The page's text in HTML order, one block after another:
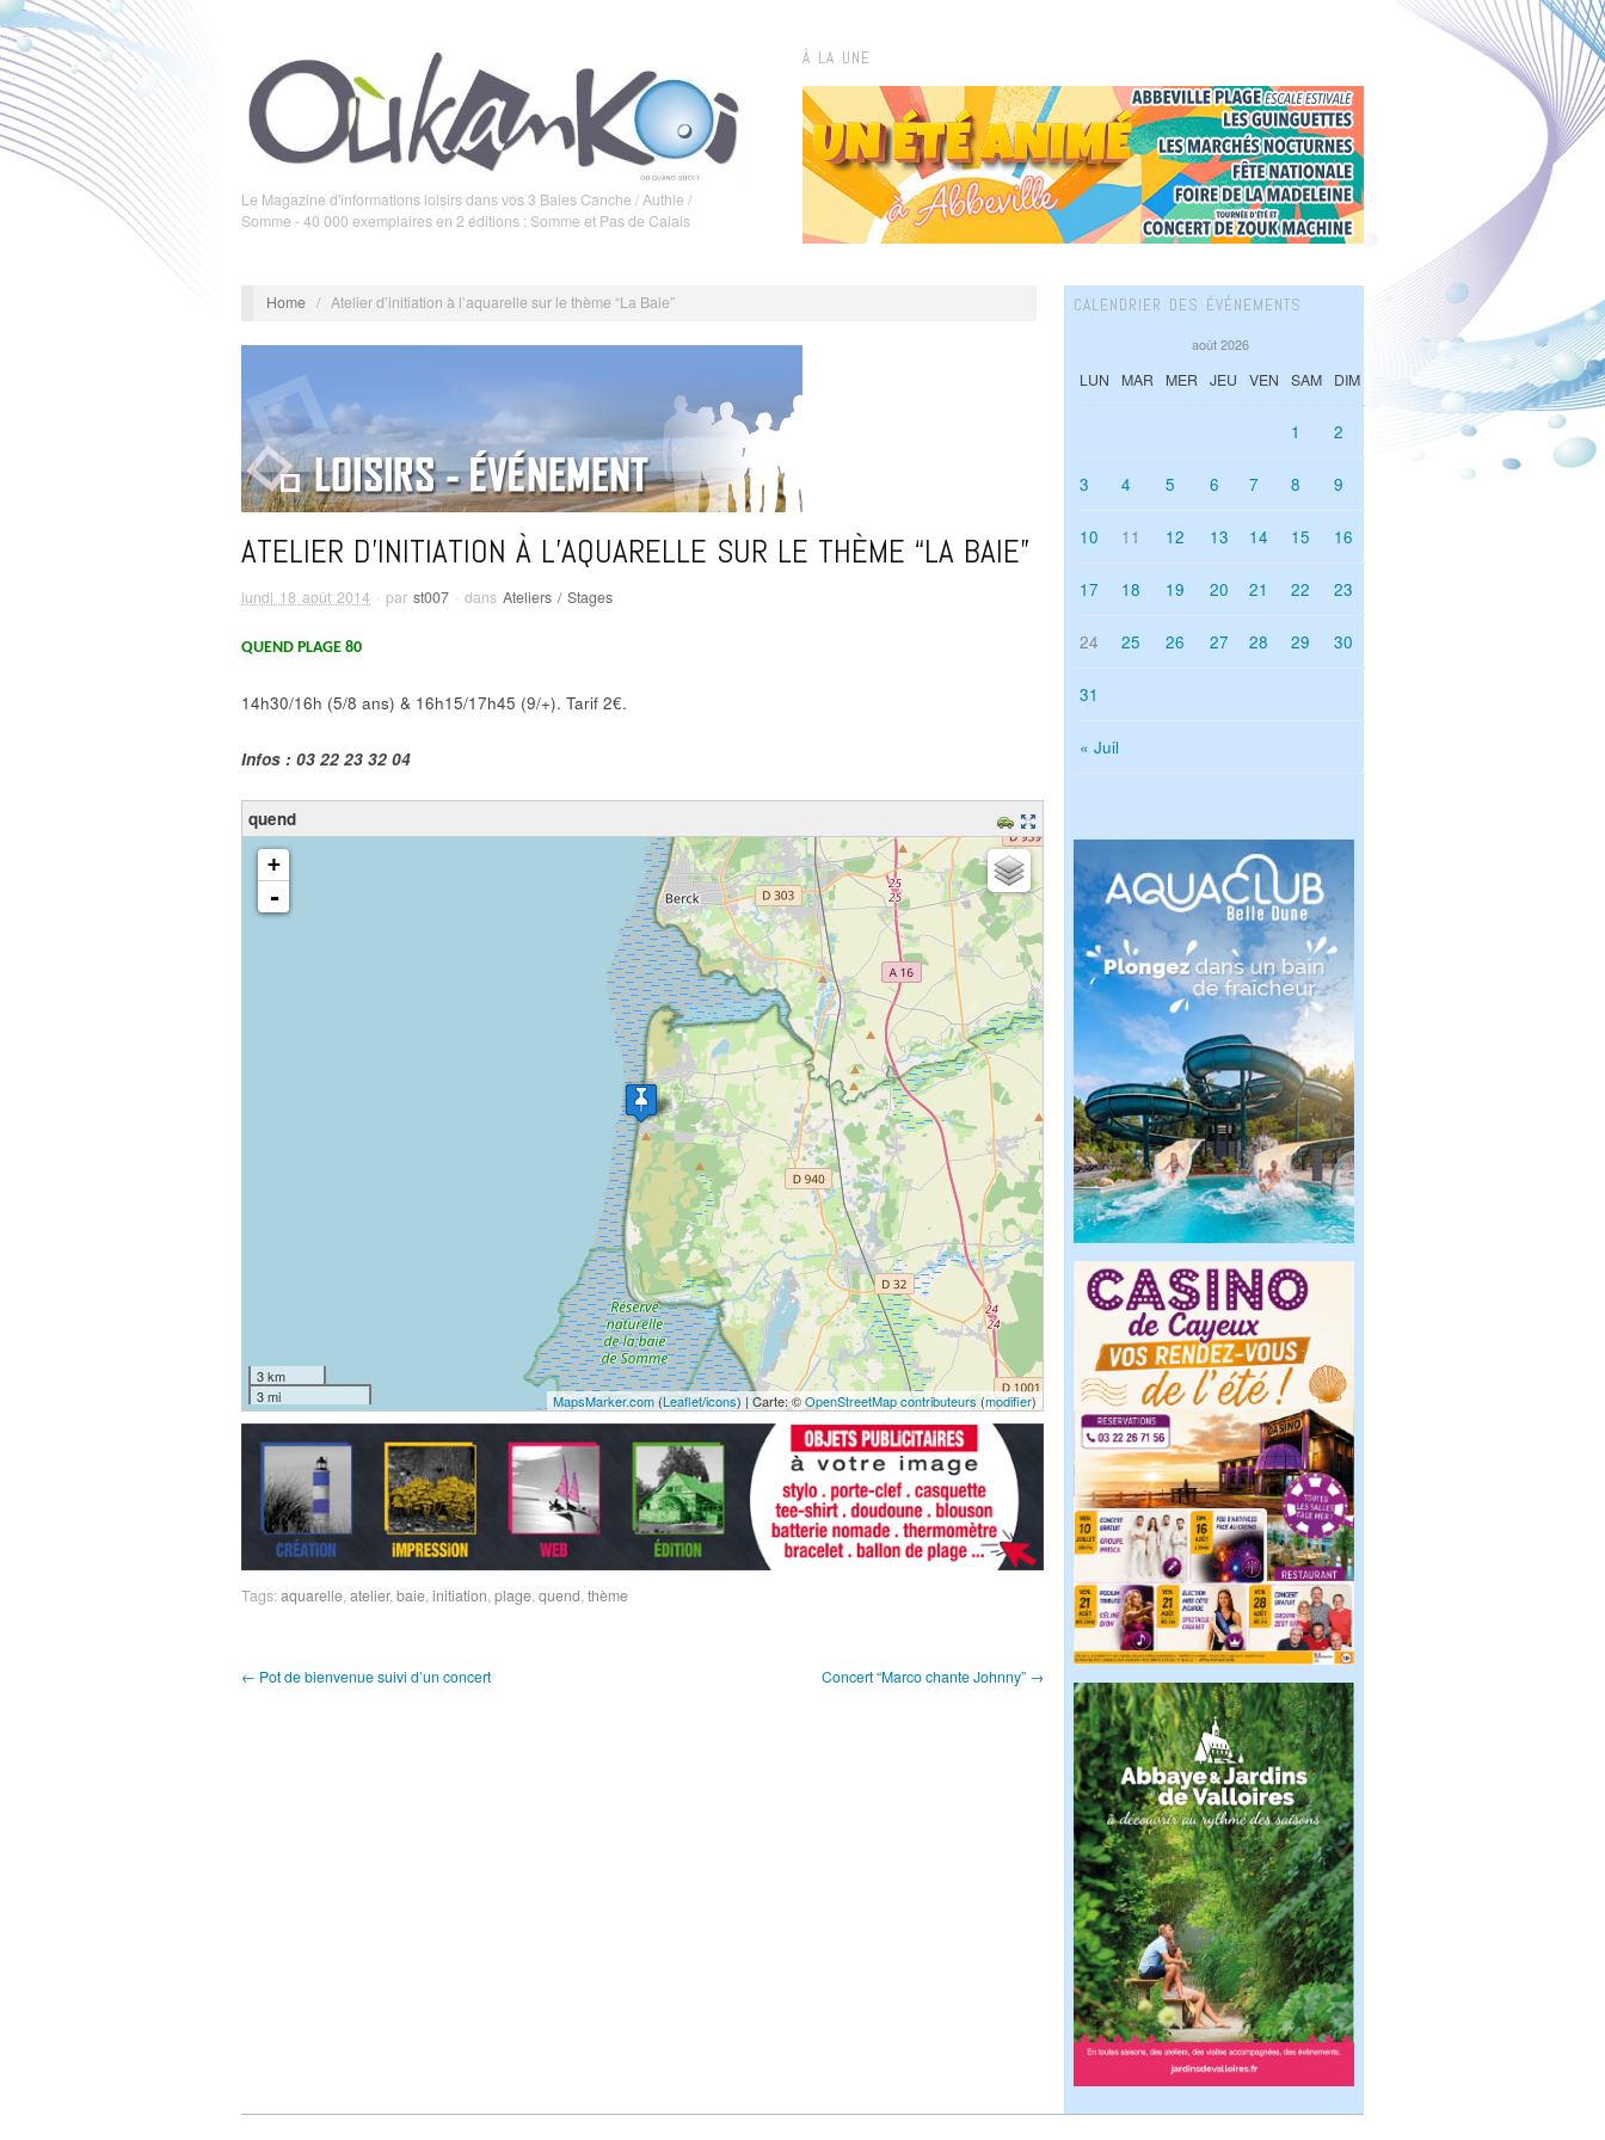
Le Magazine d'informations loisirs dans vos 3 Baies Canche / Authie /
Somme - 40 000 exemplaires en 2 éditions : Somme et Pas de Calais
À LA UNE
Home / Atelier d’initiation à l’aquarelle sur le thème “La Baie”
ATELIER D’INITIATION À L’AQUARELLE SUR LE THÈME “LA BAIE”
lundi 18 août 2014 · par st007 · dans Ateliers / Stages
QUEND PLAGE 80
14h30/16h (5/8 ans) & 16h15/17h45 (9/+). Tarif 2€.
Infos : 03 22 23 32 04
quend
chargement de la carte - veuillez patienter...
+
-
3 km
3 mi
MapsMarker.com(Leaflet/icons) | Carte: ©OpenStreetMap contributeurs (modifier)
Tags:aquarelle,atelier,baie,initiation,plage,quend,thème
← Pot de bienvenue suivi d’un concert Concert “Marco chante Johnny” →
CALENDRIER DES ÉVÉNEMENTS
août 2026
LUN MAR MER JEU VEN SAM DIM
« Juil
1 2
3 4 5 6 7 8 9
10 11 12 13 14 15 16
17 18 19 20 21 22 23
24 25 26 27 28 29 30
31